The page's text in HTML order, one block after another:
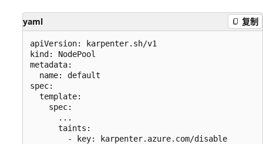
yaml 复制
apiVersion: karpenter.sh/v1
kind: NodePool
metadata:
  name: default
spec:
  template:
    spec:
      ...
      taints:
        - key: karpenter.azure.com/disable